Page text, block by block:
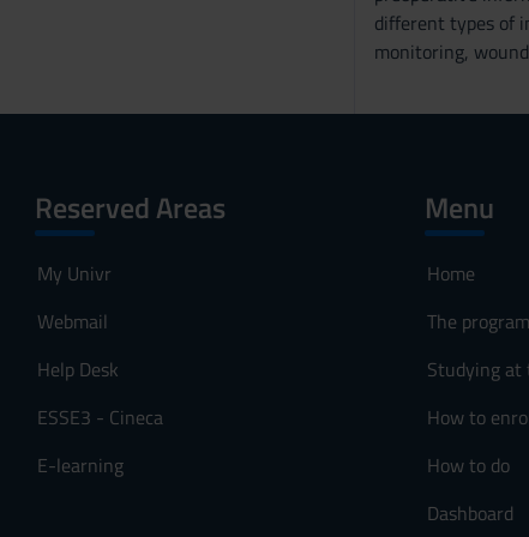
different types of
monitoring,
Reserved Areas
My Univr
Webmail
Help Desk
ESSE3 - Cineca
E-learning
Menu
Home
The
Studying at
How to
How to do
Dashboard